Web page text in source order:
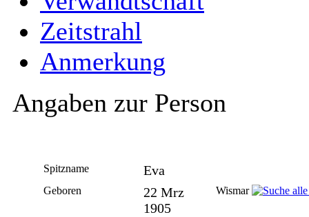
Zeitstrahl
Anmerkung
Angaben zur Person
Spitzname Eva
Geboren
22 Mrz
1905
Wismar